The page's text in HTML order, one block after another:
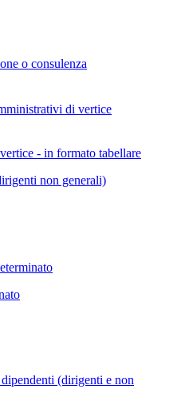
o consulenza
di vertice
- in formato tabellare
non generali)
(dirigenti e non